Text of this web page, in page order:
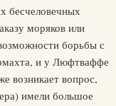
бесчеловечных
моряков или
борьбы с
и у Люфтваффе
возникает вопрос,
имели большое